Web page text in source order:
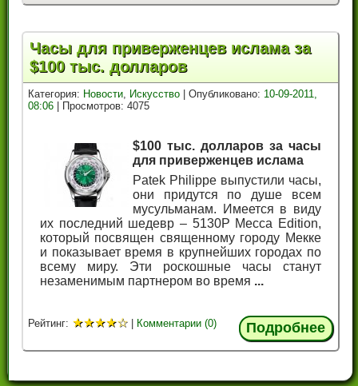
Часы для приверженцев ислама за
$100 тыс. долларов
Категория: Новости, Искусство | Опубликовано: 10-09-2011,
08:06 | Просмотров: 4075
$100 тыс. долларов за часы
для приверженцев ислама
Patek Philippe выпустили часы,
они придутся по душе всем
мусульманам. Имеется в виду
их последний шедевр – 5130P Mecca Edition,
который посвящен священному городу Мекке
и показывает время в крупнейших городах по
всему миру. Эти роскошные часы станут
незаменимым партнером во время ...
Рейтинг: ★★★★☆ | Комментарии (0) Подробнее